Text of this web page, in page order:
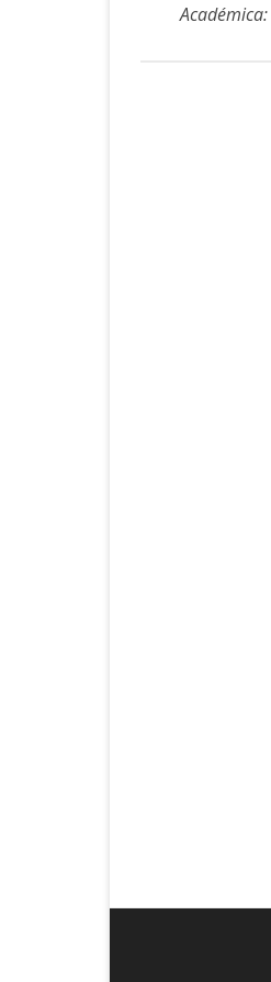
Académica: